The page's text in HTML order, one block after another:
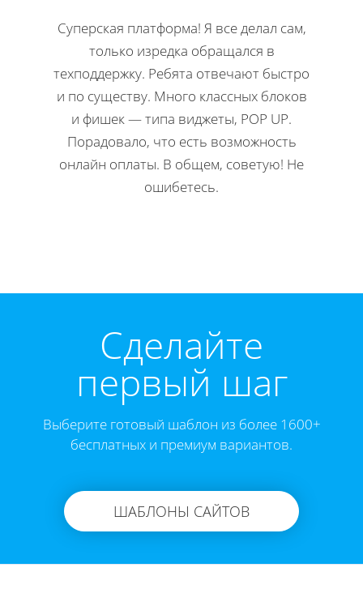
Суперская платформа! Я все делал сам,
только изредка обращался в
техподдержку. Ребята отвечают быстро
и по существу. Много классных блоков
и фишек — типа виджеты, POP UP.
Порадовало, что есть возможность
онлайн оплаты. В общем, советую! Не
ошибетесь.
Cделайте
первый шаг
Выберите готовый шаблон из более 1600+
бесплатных и премиум вариантов.
ШАБЛОНЫ САЙТОВ